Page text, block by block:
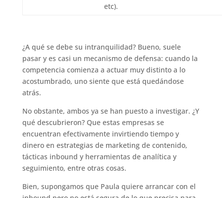
etc).
¿A qué se debe su intranquilidad? Bueno, suele
pasar y es casi un mecanismo de defensa: cuando la
competencia comienza a actuar muy distinto a lo
acostumbrado, uno siente que está quedándose
atrás.
No obstante, ambos ya se han puesto a investigar. ¿Y
qué descubrieron? Que estas empresas se
encuentran efectivamente invirtiendo tiempo y
dinero en estrategias de marketing de contenido,
tácticas inbound y herramientas de analítica y
seguimiento, entre otras cosas.
Bien, supongamos que Paula quiere arrancar con el